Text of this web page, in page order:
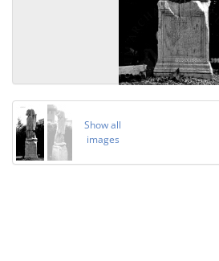
Show all
images